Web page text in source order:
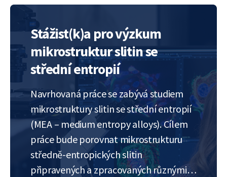
Stážist(k)a pro výzkum
mikrostruktur slitin se
střední entropií
Navrhovaná práce se zabývá studiem
mikrostruktury slitin se střední entropií
(MEA – medium entropy alloys). Cílem
práce bude porovnat mikrostrukturu
středně-entropických slitin
připravených a zpracovaných různými